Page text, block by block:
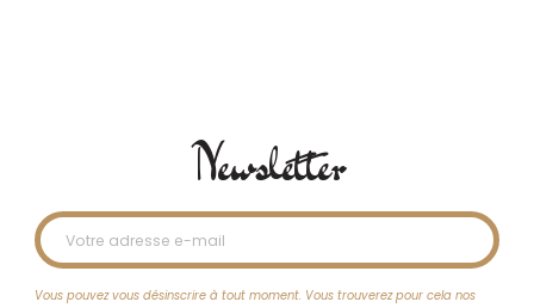
Newsletter
Vous pouvez vous désinscrire à tout moment. Vous trouverez pour cela nos